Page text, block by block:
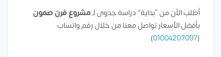
أطلب الأن من “بداية” دراسة جدوى لـمشروع فرن صمون
بأفضل الأسعار تواصل معنا من خلال رقم واتساب
(
01004207097
)